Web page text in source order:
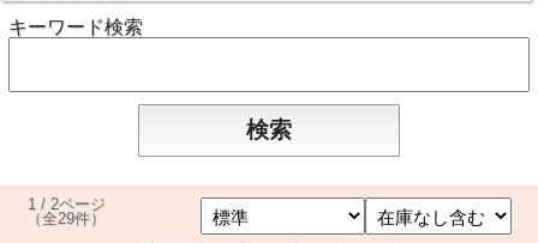
キーワード検索
1 / 2ページ
（全29件）